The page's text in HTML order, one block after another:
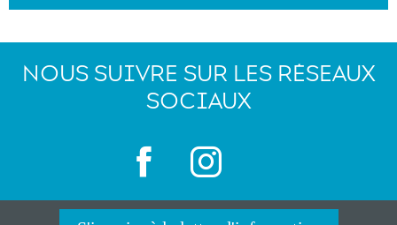
NOUS SUIVRE SUR LES RÉSEAUX
SOCIAUX